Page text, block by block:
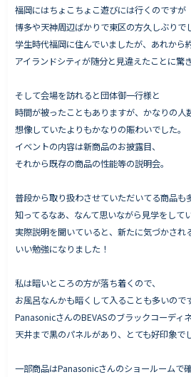
Works - 施工実績
完成案内
よくいただくご質問
お役立ちコラム
会社情報
代表挨拶
スタッフ紹介
Staff ブログ&News
福岡にはちょこちょこ遊びには行くのですが
博多や天神周辺ばかりで東区の方久しぶりで
学生時代福岡に住んでいましたが、あれから
アイランドシティが随分と見違えたことに驚
そして会場を訪れると団体御一行様と
時間が被ったこともありますが、かなりの人
想像していたよりもかなりの賑わいでした。
イベントの内容は新商品のお披露目、
それから既存の商品の性能等の説明会。
普段から取り扱わさせていただいてる商品も
知ってるなあ、なんて思いながら見学をして
実際説明を聞いていると、新たに気づかされ
いい勉強になりました！
私は暗いところの方が落ち着くので、
お風呂なんかも暗くして入ることも多いので
PanasonicさんのBEVASのブラックコーディ
天井まで黒のパネルがあり、とても好印象で
一部商品はPanasonicさんのショールームで